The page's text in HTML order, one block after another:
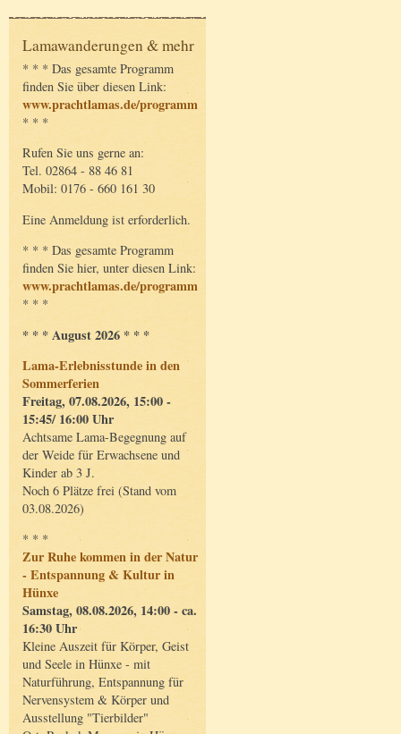
Lamawanderungen & mehr
* * * Das gesamte Programm
finden Sie über diesen Link:
www.prachtlamas.de/programm
* * *
Rufen Sie uns gerne an:
Tel. 02864 - 88 46 81
Mobil: 0176 - 660 161 30
Eine Anmeldung ist erforderlich.
* * * Das gesamte Programm
finden Sie hier, unter diesen Link:
www.prachtlamas.de/programm
* * *
* * * August 2026 * * *
Lama-Erlebnisstunde in den
Sommerferien
Freitag, 07.08.2026, 15:00 -
15:45/ 16:00 Uhr
Achtsame Lama-Begegnung auf
der Weide für Erwachsene und
Kinder ab 3 J.
Noch 6 Plätze frei (Stand vom
03.08.2026)
* * *
Zur Ruhe kommen in der Natur
- Entspannung & Kultur in
Hünxe
Samstag, 08.08.2026, 14:00 - ca.
16:30 Uhr
Kleine Auszeit für Körper, Geist
und Seele in Hünxe - mit
Naturführung, Entspannung für
Nervensystem & Körper und
Ausstellung "Tierbilder"